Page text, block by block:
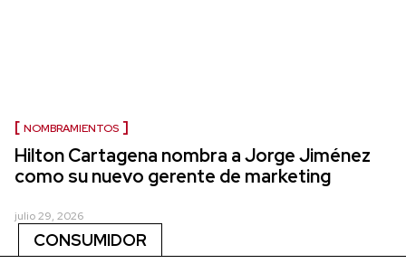
NOMBRAMIENTOS
Hilton Cartagena nombra a Jorge Jiménez
como su nuevo gerente de marketing
julio 29, 2026
CONSUMIDOR